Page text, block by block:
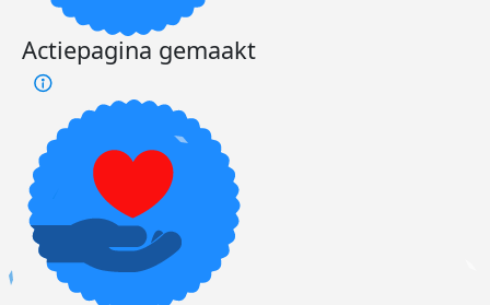
Actiepagina gemaakt